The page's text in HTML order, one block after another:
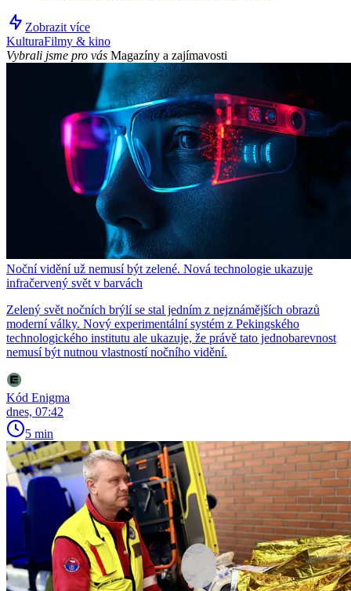
Zobrazit více
KulturaFilmy & kino
Vybrali jsme pro vás Magazíny a zajímavosti
Noční vidění už nemusí být zelené. Nová technologie ukazuje
infračervený svět v barvách
Zelený svět nočních brýlí se stal jedním z nejznámějších obrazů
moderní války. Nový experimentální systém z Pekingského
technologického institutu ale ukazuje, že právě tato jednobarevnost
nemusí být nutnou vlastností nočního vidění.
Kód Enigma
dnes, 07:42
5 min